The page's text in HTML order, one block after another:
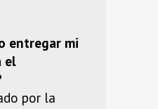
entregar mi
el
por la